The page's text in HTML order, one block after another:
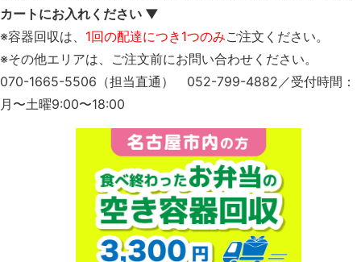
カートにお入れください ▼
※容器回収は、 1回の配達につき1つのみご注文ください。
※その他エリアは、ご注文前にお問い合わせください。
070-1665-5506（担当直通） 052-799-4882／受付時間：
月〜土曜9:00〜18:00